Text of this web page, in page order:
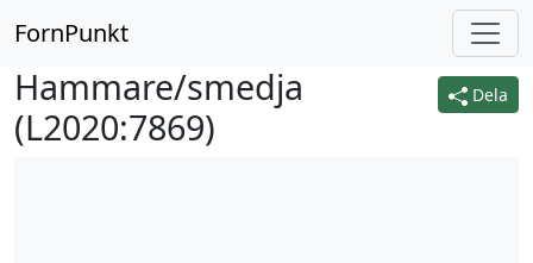
FornPunkt
Dela
Hammare/smedja
(L2020:7869)